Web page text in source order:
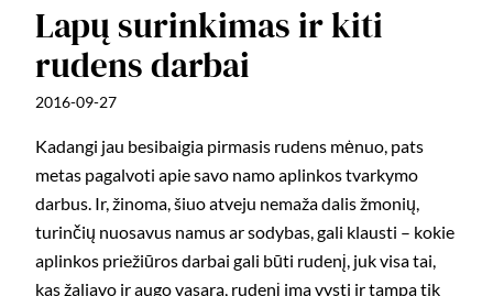
Lapų surinkimas ir kiti
rudens darbai
2016-09-27
Kadangi jau besibaigia pirmasis rudens mėnuo, pats
metas pagalvoti apie savo namo aplinkos tvarkymo
darbus. Ir, žinoma, šiuo atveju nemaža dalis žmonių,
turinčių nuosavus namus ar sodybas, gali klausti – kokie
aplinkos priežiūros darbai gali būti rudenį, juk visa tai,
kas žaliavo ir augo vasarą, rudenį ima vysti ir tampa tik